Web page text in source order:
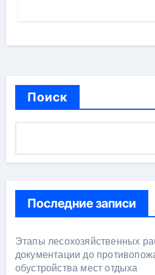
Поиск
Последние записи
Этапы лесохозяйственных
документации до
обустройства мест отдыха